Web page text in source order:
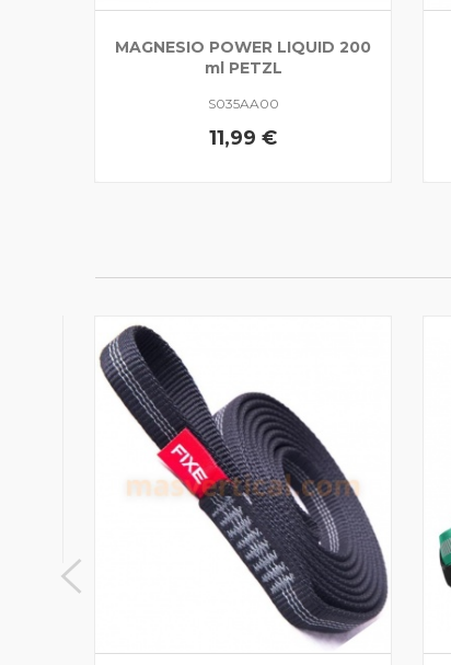
MAGNESIO POWER LIQUID 200
ml PETZL
S035AA00
11,99 €